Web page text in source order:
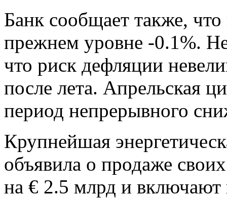
Банк сообщает также,
прежнем уровне -0.1%.
что риск дефляции
после лета. Апрельская
период непрерывного
Крупнейшая
объявила о продаже
на € 2.5 млрд и включают